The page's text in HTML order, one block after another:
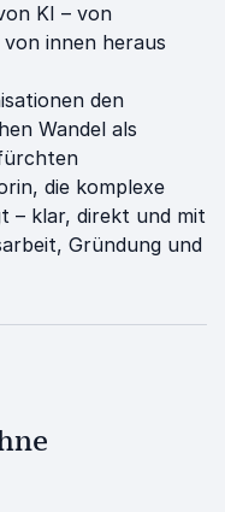
KI – von
innen heraus
den
Wandel als
die komplexe
– klar, direkt und mit
Gründung und